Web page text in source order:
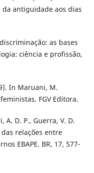
antiguidade aos dias
as bases
ciência e profissão,
In Maruani, M.
FGV Editora.
A. D. P., Guerra, V. D.
relações entre
EBAPE. BR, 17, 577-